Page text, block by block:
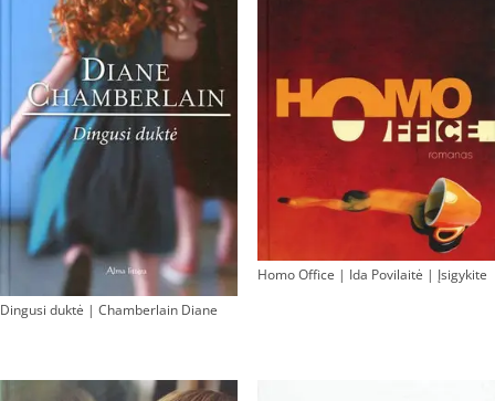
Dingusi duktė | Chamberlain Diane
Homo Office | Ida Povilaitė | Įsigykite